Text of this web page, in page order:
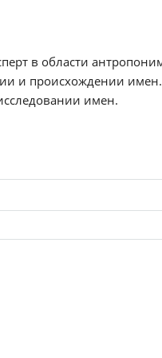
в области
и происхождении имен.
имен.